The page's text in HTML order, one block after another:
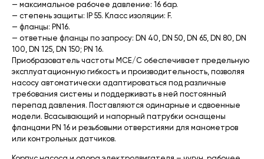
— максимальное рабочее давление: 16 бар.
— степень защиты: IP 55. Класс изоляции: F.
— фланцы: PN16.
— ответные фланцы по запросу: DN 40, DN 50, DN 65, DN 80, DN
100, DN 125, DN 150; PN 16.
Приобразователь частоты MCE/C обеспечивает предельную
эксплуатационную гибкость и производительность, позволяя
насосу автоматически адаптироваться под различные
требования системы и поддерживать в ней постоянный
перепад давления. Поставляются одинарные и сдвоенные
модели. Всасывающий и напорный патрубки оснащены
фланцами PN 16 и резьбовыми отверстиями для манометров
или контрольных датчиков.